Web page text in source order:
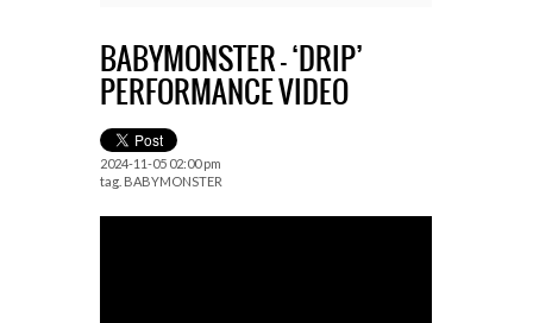
BABYMONSTER – ‘DRIP’
PERFORMANCE VIDEO
2024-11-05 02:00 pm
tag. BABYMONSTER